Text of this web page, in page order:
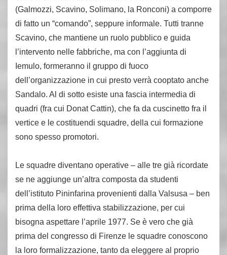
(Galmozzi, Scavino, Solimano, la Ronconi) a comporre
di fatto un “comando”, seppure informale. Tutti tranne
Scavino, che mantiene un ruolo pubblico e guida
l’intervento nelle fabbriche, ma con l’aggiunta di
Iemulo, formeranno il gruppo di fuoco
dell’organizzazione in cui presto verrà cooptato anche
Sandalo. Al di sotto esiste una fascia intermedia di
quadri (fra cui Donat Cattin), che fa da cuscinetto fra il
vertice e le costituendi squadre, della cui formazione
sono spesso promotori.
Le squadre diventano operative – alle tre già ricordate
se ne aggiunge un’altra composta da studenti
dell’istituto Pininfarina provenienti dalla Valsusa – ben
prima della loro effettiva stabilizzazione, per cui
bisogna aspettare l’aprile 1977. Se è vero che già
prima del congresso di Firenze le squadre conoscono
la loro formalizzazione, tanto da eleggere al proprio